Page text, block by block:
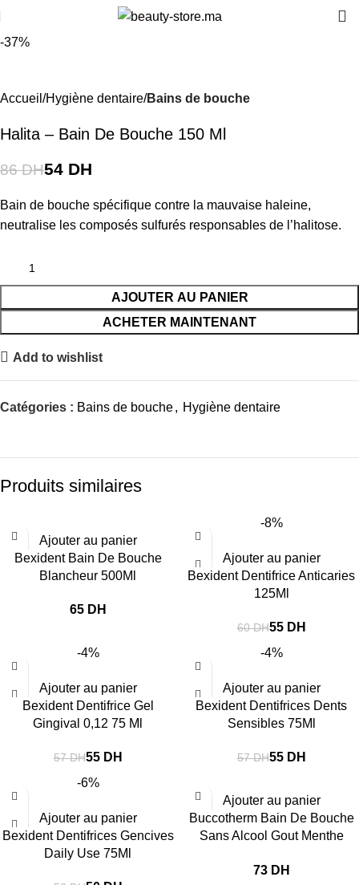
-37%
Accueil Hygiène dentaire Bains de bouche
Halita – Bain De Bouche 150 Ml
86DH54 DH
Bain de bouche spécifique contre la mauvaise haleine,
neutralise les composés sulfurés responsables de l’halitose.
AJOUTER AU PANIER
ACHETER MAINTENANT
Add to wishlist
Catégories : Bains de bouche, Hygiène dentaire
Produits similaires
Ajouter au panier
Bexident Bain De Bouche
Blancheur 500Ml
DH
-8%
Ajouter au panier
Bexident Dentifrice Anticaries
125Ml
60DH55 DH
-4%
Ajouter au panier
Bexident Dentifrice Gel
Gingival 0,12 75 Ml
57DH55 DH
-4%
Ajouter au panier
Bexident Dentifrices Dents
Sensibles 75Ml
57DH55 DH
-6%
Ajouter au panier
Bexident Dentifrices Gencives
Daily Use 75Ml
Ajouter au panier
Buccotherm Bain De Bouche
Sans Alcool Gout Menthe
DH